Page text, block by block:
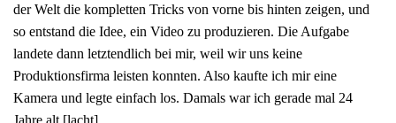
der Welt die kompletten Tricks von vorne bis hinten zeigen, und
so entstand die Idee, ein Video zu produzieren. Die Aufgabe
landete dann letztendlich bei mir, weil wir uns keine
Produktionsfirma leisten konnten. Also kaufte ich mir eine
Kamera und legte einfach los. Damals war ich gerade mal 24
Jahre alt [lacht].